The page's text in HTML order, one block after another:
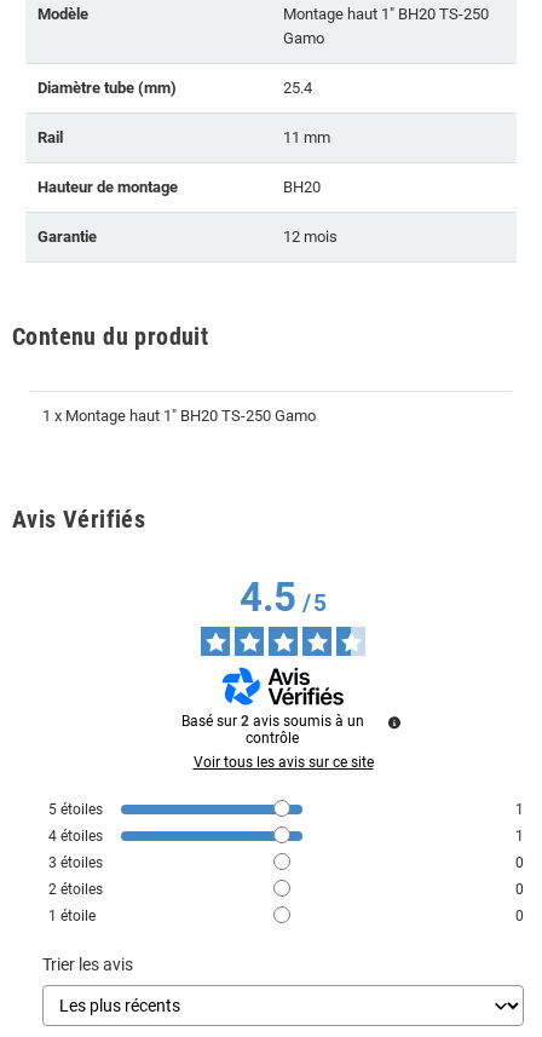
Modèle
Montage haut 1" BH20 TS-250
Gamo
Diamètre tube (mm) 25.4
Rail 11 mm
Hauteur de montage BH20
Garantie 12 mois
Contenu du produit
1 x Montage haut 1" BH20 TS-250 Gamo
Avis Vérifiés
4.5/5
Basé sur 2 avis soumis à un
contrôle
Voir tous les avis sur ce site
5 étoiles
1
4 étoiles
1
3 étoiles
0
2 étoiles
0
1 étoile 0
Trier les avis